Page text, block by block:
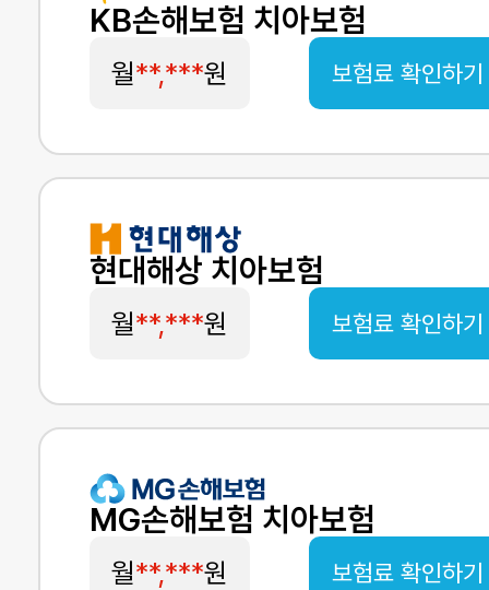
KB손해보험 치아보험
월**,***원 보험료 확인하기
현대해상 치아보험
월**,***원 보험료 확인하기
MG손해보험 치아보험
월**,***원 보험료 확인하기